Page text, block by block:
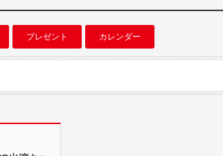
プレゼント カレンダー